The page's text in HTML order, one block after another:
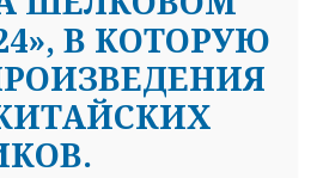
В КОТОРУЮ